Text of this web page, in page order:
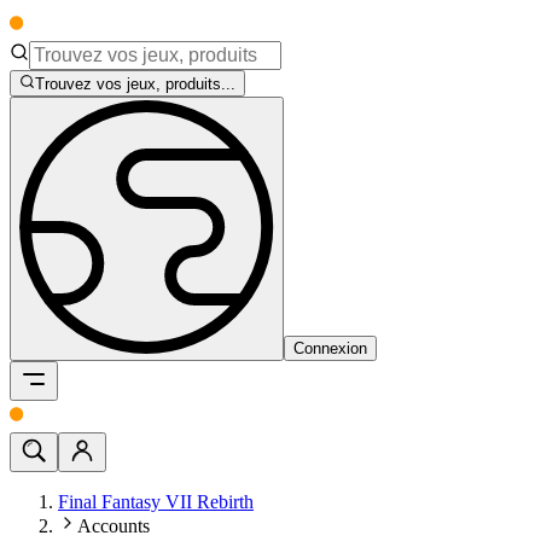
Trouvez vos jeux, produits...
Connexion
Final Fantasy VII Rebirth
Accounts